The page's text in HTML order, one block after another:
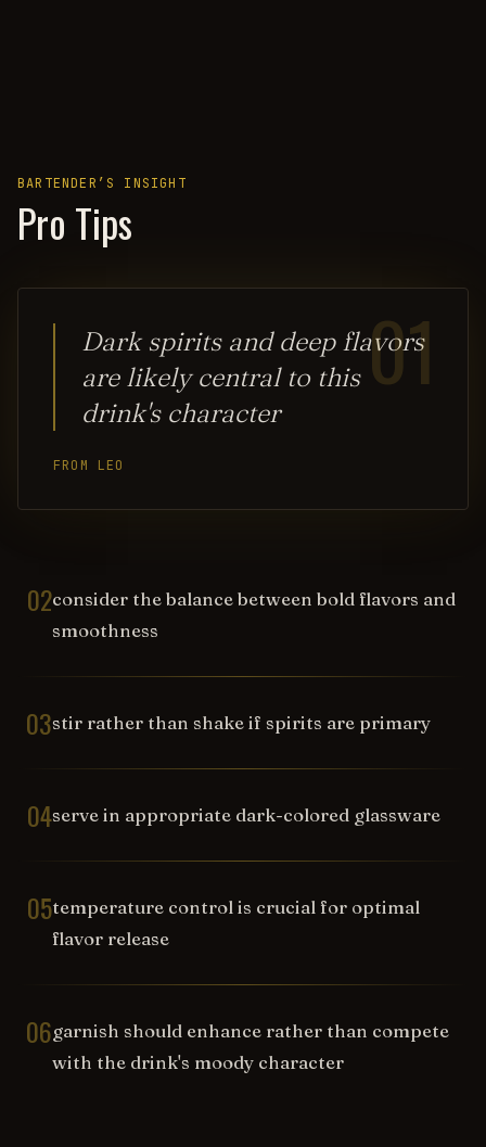
BARTENDER’S INSIGHT
Pro Tips
01
Dark spirits and deep flavors
are likely central to this
drink's character
FROM LEO
02consider the balance between bold flavors and
smoothness
03stir rather than shake if spirits are primary
04serve in appropriate dark-colored glassware
05temperature control is crucial for optimal
flavor release
06garnish should enhance rather than compete
with the drink's moody character